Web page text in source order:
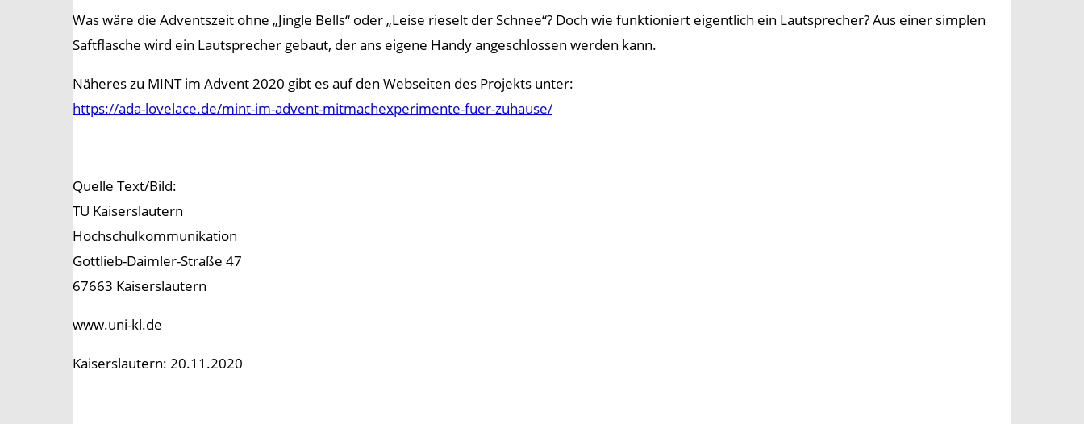
Was wäre die Adventszeit ohne „Jingle Bells“ oder „Leise rieselt der Schnee“? Doch wie funktioniert eigentlich ein Lautsprecher? Aus einer simplen
Saftflasche wird ein Lautsprecher gebaut, der ans eigene Handy angeschlossen werden kann.
Näheres zu MINT im Advent 2020 gibt es auf den Webseiten des Projekts unter:
https://ada-lovelace.de/mint-im-advent-mitmachexperimente-fuer-zuhause/
Quelle Text/Bild:
TU Kaiserslautern
Hochschulkommunikation
Gottlieb-Daimler-Straße 47
67663 Kaiserslautern
www.uni-kl.de
Kaiserslautern: 20.11.2020